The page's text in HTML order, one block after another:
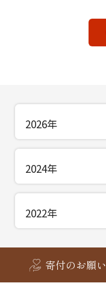
2026年
2024年
2022年
寄付のお願い